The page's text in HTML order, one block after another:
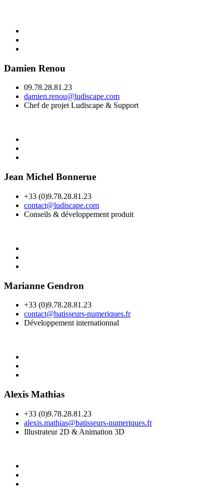
Damien Renou
09.78.28.81.23
damien.renou@ludiscape.com
Chef de projet Ludiscape & Support
Jean Michel Bonnerue
+33 (0)9.78.28.81.23
contact@ludiscape.com
Conseils & développement produit
Marianne Gendron
+33 (0)9.78.28.81.23
contact@batisseurs-numeriques.fr
Développement internationnal
Alexis Mathias
+33 (0)9.78.28.81.23
alexis.mathias@batisseurs-numeriques.fr
Illustrateur 2D & Animation 3D